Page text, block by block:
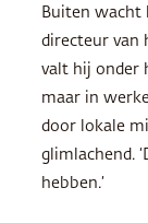
Buiten wacht
directeur van
valt hij onder
maar in
door lokale
glimlachend.
hebben.’